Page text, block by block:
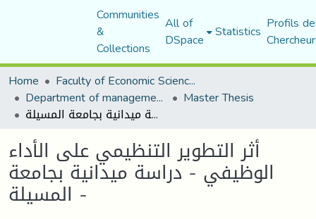
Communities
&
Collections
All of
DSpace Statistics Profils
Home
Faculty of Economic Sciences, Commerce and Management Sciences
Department of management sciences Master Thesis
أثر التطوير التنظيمي على الأداء الوظيفي - دراسة ميدانية بجامعة المسيلة -
أثر التطوير التنظيمي على الأداء
الوظيفي - دراسة ميدانية بجامعة
المسيلة -